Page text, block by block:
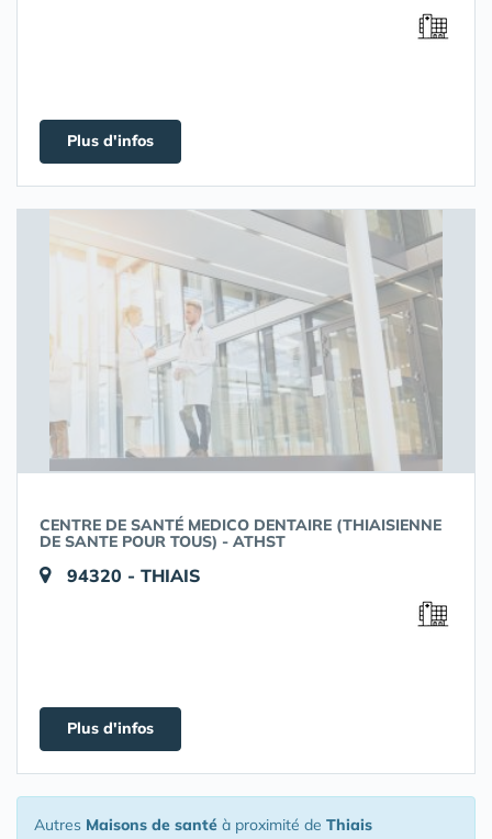
Plus d'infos
CENTRE DE SANTÉ MEDICO DENTAIRE (THIAISIENNE
DE SANTE POUR TOUS) - ATHST
94320 - THIAIS
Plus d'infos
Autres Maisons de santé à proximité de Thiais